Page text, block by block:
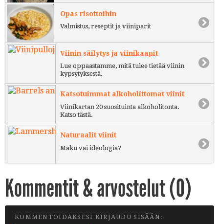
Opas risottoihin
Valmistus, reseptit ja viiniparit
Viinin säilytys ja viinikaapit
Lue oppaastamme, mitä tulee tietää viinin
kypsytyksestä.
Katsotuimmat alkoholittomat viinit
Viinikartan 20 suosituinta alkoholitonta.
Katso tästä.
Naturaalit viinit
Maku vai ideologia?
Kommentit & arvostelut (0)
KOMMENTOIDAKSESI KIRJAUDU SISÄÄN: